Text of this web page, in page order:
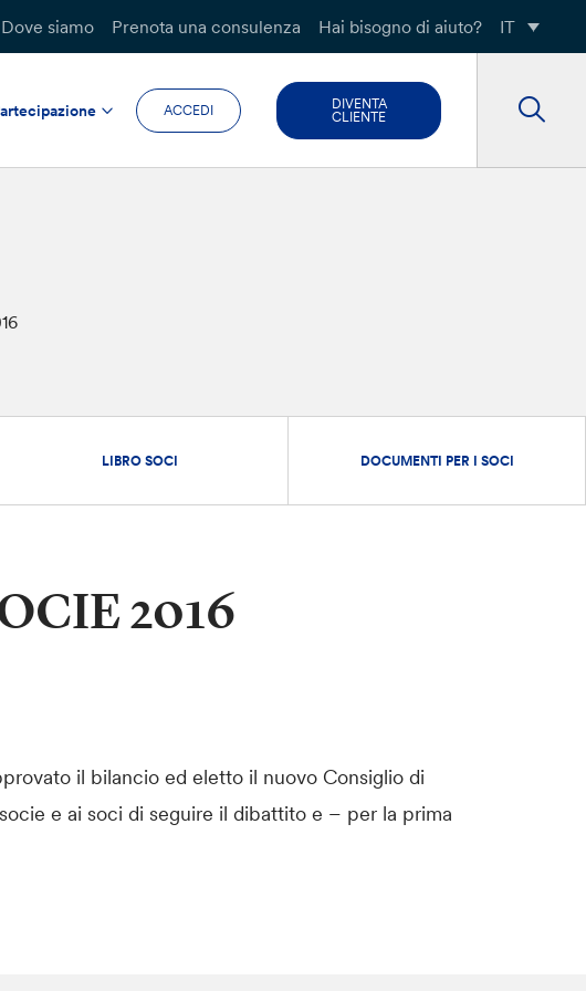
Dove siamo Prenota una consulenza Hai bisogno di aiuto? IT
ACCEDI
DIVENTA
CLIENTE
LIBRO SOCI DOCUMENTI PER I SOCI
2016
il bilancio ed eletto il nuovo Consiglio di
e ai soci di seguire il dibattito e – per la prima